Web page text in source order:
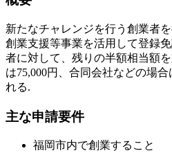
新たなチャレンジを行う創業者
創業支援等事業を活用して登録
者に対して、残りの半額相当額
は75,000円、合同会社などの場
れる.
主な申請要件
福岡市内で創業すること